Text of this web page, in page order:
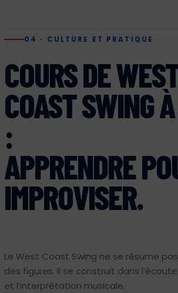
04 · CULTURE ET PRATIQUE
COURS DE
COAST SWING
:
APPRENDRE
IMPROVISER.
Le West Coast Swing ne se résume
des figures. Il se construit dans
et l’interprétation musicale.